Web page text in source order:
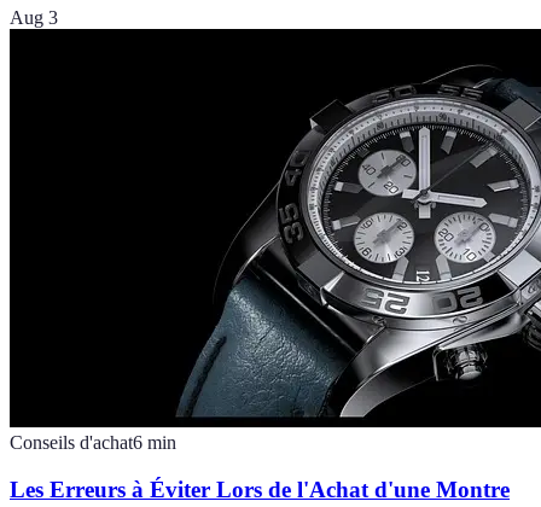
Aug 3
Conseils d'achat6 min
Les Erreurs à Éviter Lors de l'Achat d'une Montre